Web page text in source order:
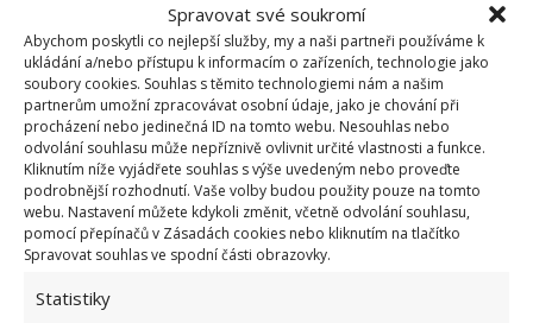
Spravovat své soukromí
Abychom poskytli co nejlepší služby, my a naši partneři používáme k
ukládání a/nebo přístupu k informacím o zařízeních, technologie jako
soubory cookies. Souhlas s těmito technologiemi nám a našim
partnerům umožní zpracovávat osobní údaje, jako je chování při
procházení nebo jedinečná ID na tomto webu. Nesouhlas nebo
odvolání souhlasu může nepříznivě ovlivnit určité vlastnosti a funkce.
Kliknutím níže vyjádřete souhlas s výše uvedeným nebo proveďte
podrobnější rozhodnutí. Vaše volby budou použity pouze na tomto
webu. Nastavení můžete kdykoli změnit, včetně odvolání souhlasu,
pomocí přepínačů v Zásadách cookies nebo kliknutím na tlačítko
Spravovat souhlas ve spodní části obrazovky.
Statistiky
Přidejte svůj názor
KOMENTOVAT
Hana Musilová
Do redakce Bydlimeutulne.cz se
přidala během svých studií a práce
redaktorky ji tak nadchla, že se